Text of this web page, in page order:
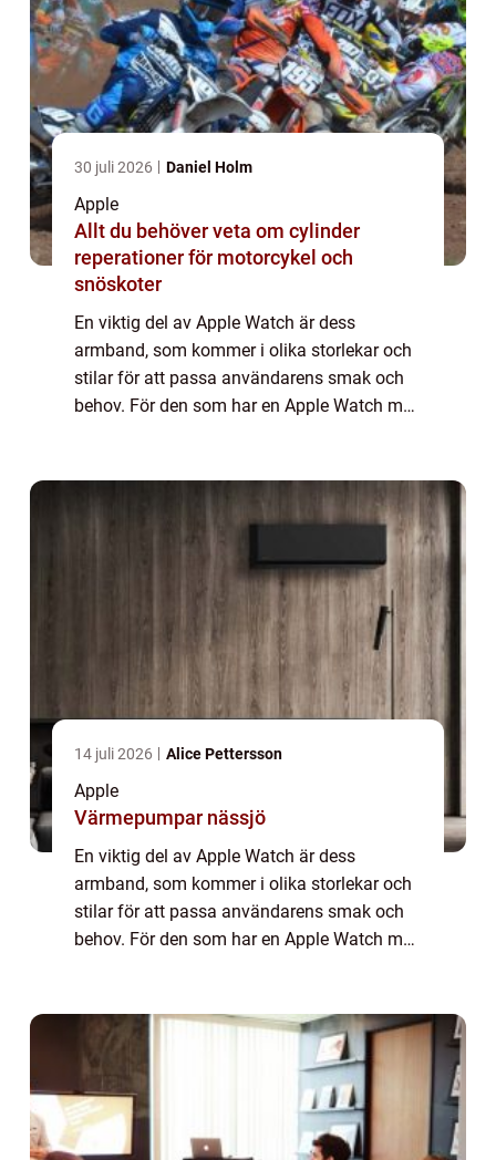
30 juli 2026 Daniel Holm
Apple
Allt du behöver veta om cylinder
reperationer för motorcykel och
snöskoter
En viktig del av Apple Watch är dess
armband, som kommer i olika storlekar och
stilar för att passa användarens smak och
behov. För den som har en Apple Watch med
14 juli 2026 Alice Pettersson
Apple
Värmepumpar nässjö
En viktig del av Apple Watch är dess
armband, som kommer i olika storlekar och
stilar för att passa användarens smak och
behov. För den som har en Apple Watch med
arti...